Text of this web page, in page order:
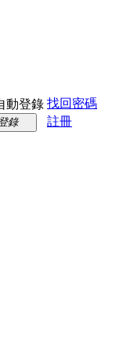
動登錄 找回密碼
錄
註冊